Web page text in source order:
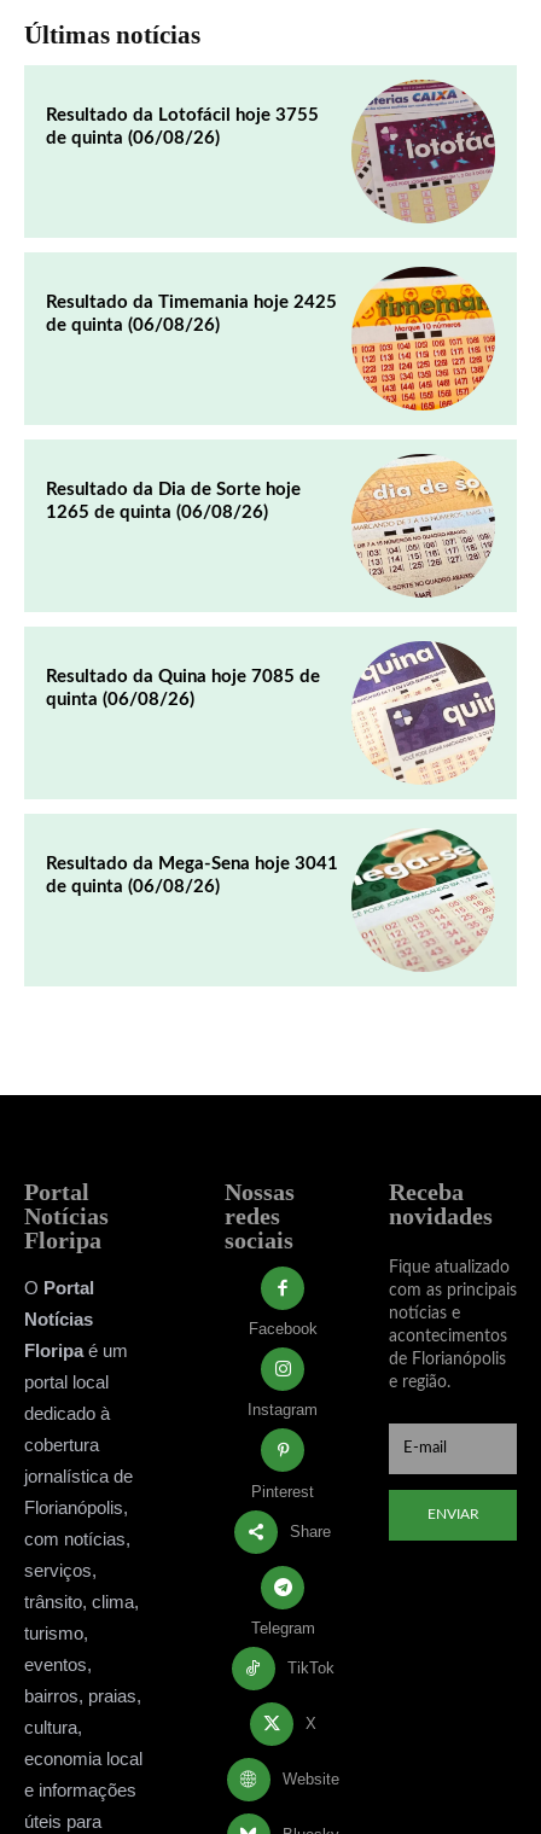
Últimas notícias
Resultado da Lotofácil hoje 3755
de quinta (06/08/26)
Resultado da Timemania hoje 2425
de quinta (06/08/26)
Resultado da Dia de Sorte hoje
1265 de quinta (06/08/26)
Resultado da Quina hoje 7085 de
quinta (06/08/26)
Resultado da Mega-Sena hoje 3041
de quinta (06/08/26)
Portal
Notícias
Floripa
O Portal
Notícias
Floripaé um
portal local
dedicado à
cobertura
jornalística de
Florianópolis,
com notícias,
serviços,
trânsito, clima,
turismo,
eventos,
bairros, praias,
cultura,
economia local
e informações
úteis para
Nossas
redes
sociais
Facebook
Instagram
Pinterest
Share
Telegram
TikTok
X
Website
Receba
novidades
Fique atualizado
com as principais
notícias e
acontecimentos
de Florianópolis
e região.
ENVIAR